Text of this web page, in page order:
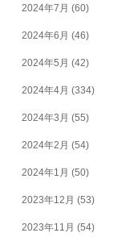
2024年7月 (60)
2024年6月 (46)
2024年5月 (42)
2024年4月 (334)
2024年3月 (55)
2024年2月 (54)
2024年1月 (50)
2023年12月 (53)
2023年11月 (54)